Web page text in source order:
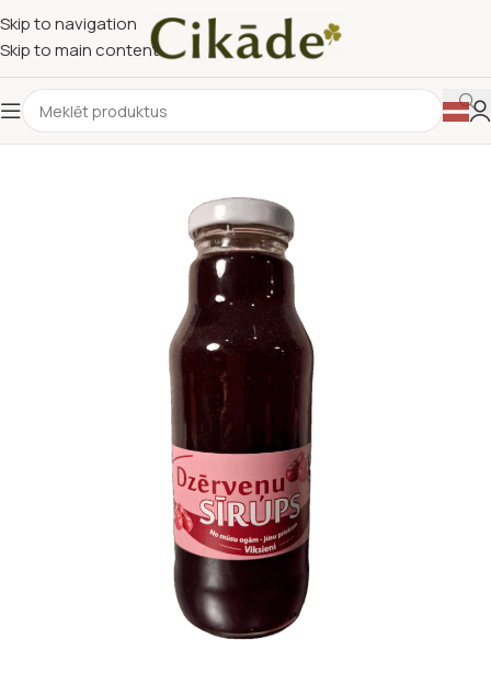
Skip to navigation
Skip to main content